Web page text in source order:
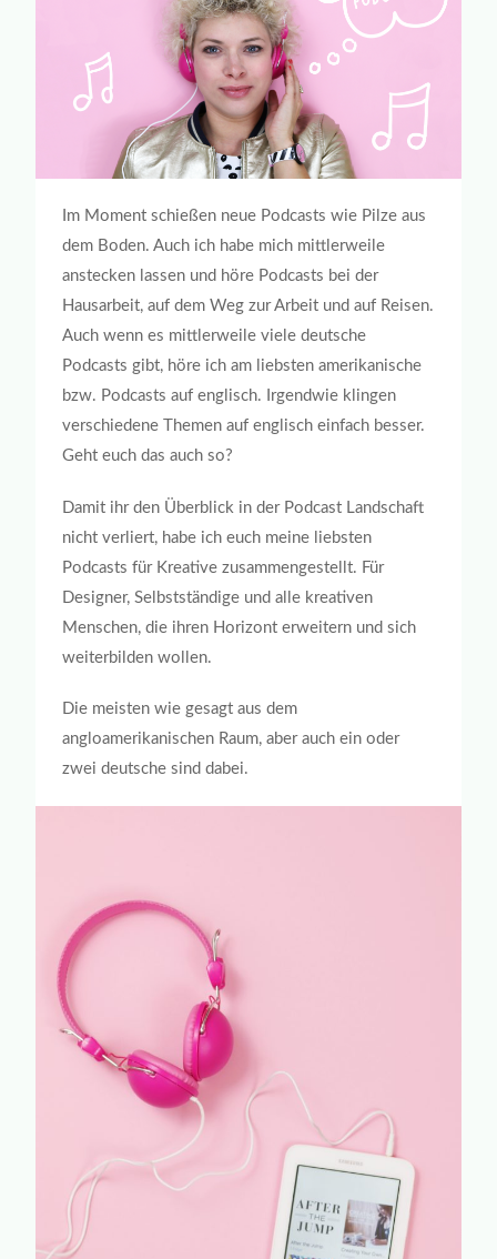
Im Moment schießen neue Podcasts wie Pilze aus
dem Boden. Auch ich habe mich mittlerweile
anstecken lassen und höre Podcasts bei der
Hausarbeit, auf dem Weg zur Arbeit und auf Reisen.
Auch wenn es mittlerweile viele deutsche
Podcasts gibt, höre ich am liebsten amerikanische
bzw. Podcasts auf englisch. Irgendwie klingen
verschiedene Themen auf englisch einfach besser.
Geht euch das auch so?
Damit ihr den Überblick in der Podcast Landschaft
nicht verliert, habe ich euch meine liebsten
Podcasts für Kreative zusammengestellt. Für
Designer, Selbstständige und alle kreativen
Menschen, die ihren Horizont erweitern und sich
weiterbilden wollen.
Die meisten wie gesagt aus dem
angloamerikanischen Raum, aber auch ein oder
zwei deutsche sind dabei.